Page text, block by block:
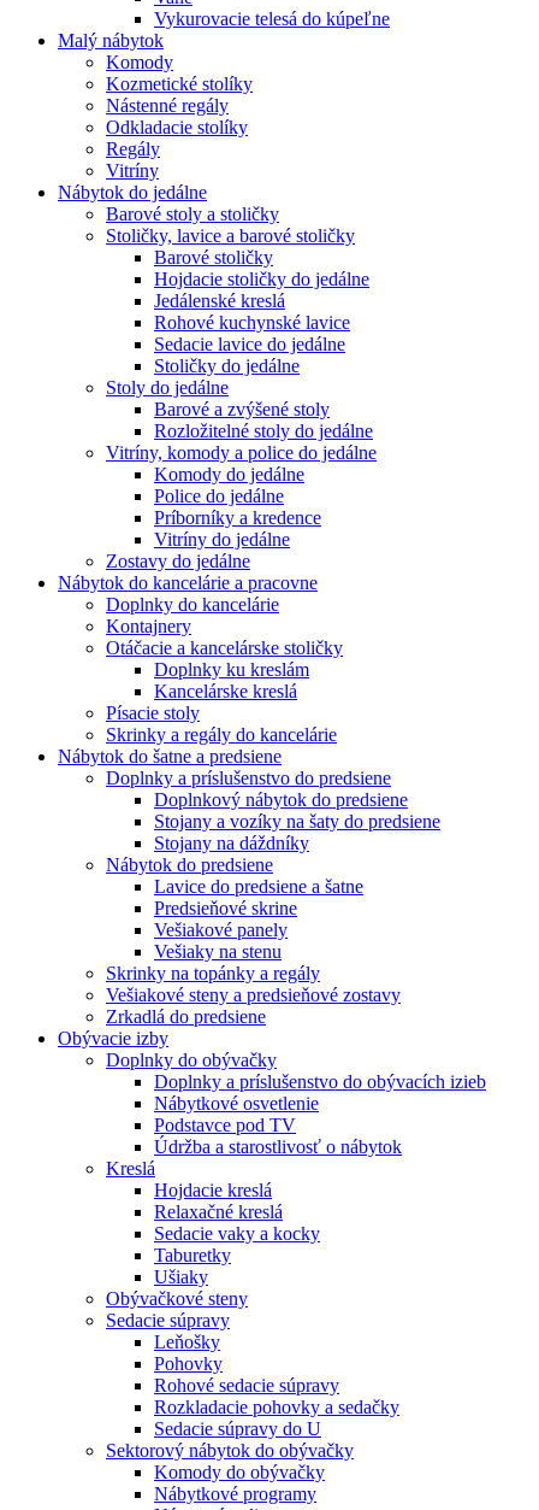
Vykurovacie telesá do kúpeľne
Malý nábytok
Komody
Kozmetické stolíky
Nástenné regály
Odkladacie stolíky
Regály
Vitríny
Nábytok do jedálne
Barové stoly a stoličky
Stoličky, lavice a barové stoličky
Barové stoličky
Hojdacie stoličky do jedálne
Jedálenské kreslá
Rohové kuchynské lavice
Sedacie lavice do jedálne
Stoličky do jedálne
Stoly do jedálne
Barové a zvýšené stoly
Rozložitelné stoly do jedálne
Vitríny, komody a police do jedálne
Komody do jedálne
Police do jedálne
Príborníky a kredence
Vitríny do jedálne
Zostavy do jedálne
Nábytok do kancelárie a pracovne
Doplnky do kancelárie
Kontajnery
Otáčacie a kancelárske stoličky
Doplnky ku kreslám
Kancelárske kreslá
Písacie stoly
Skrinky a regály do kancelárie
Nábytok do šatne a predsiene
Doplnky a príslušenstvo do predsiene
Doplnkový nábytok do predsiene
Stojany a vozíky na šaty do predsiene
Stojany na dáždníky
Nábytok do predsiene
Lavice do predsiene a šatne
Predsieňové skrine
Vešiakové panely
Vešiaky na stenu
Skrinky na topánky a regály
Vešiakové steny a predsieňové zostavy
Zrkadlá do predsiene
Obývacie izby
Doplnky do obývačky
Doplnky a príslušenstvo do obývacích izieb
Nábytkové osvetlenie
Podstavce pod TV
Údržba a starostlivosť o nábytok
Kreslá
Hojdacie kreslá
Relaxačné kreslá
Sedacie vaky a kocky
Taburetky
Ušiaky
Obývačkové steny
Sedacie súpravy
Leňošky
Pohovky
Rohové sedacie súpravy
Rozkladacie pohovky a sedačky
Sedacie súpravy do U
Sektorový nábytok do obývačky
Komody do obývačky
Nábytkové programy